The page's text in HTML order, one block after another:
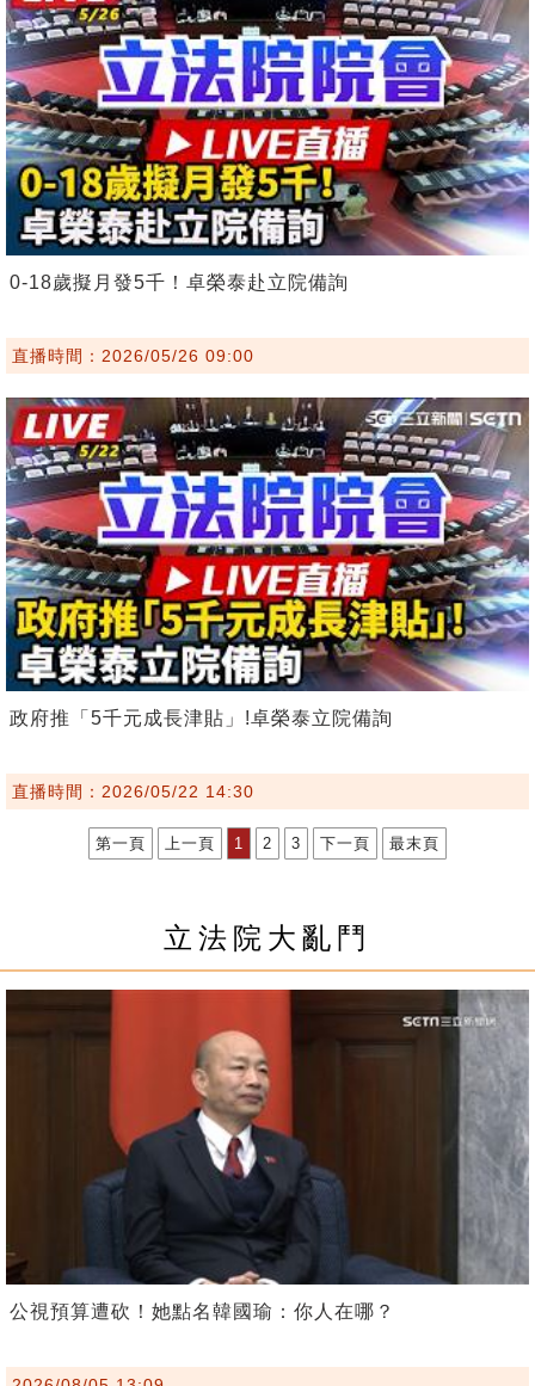
0-18歲擬月發5千！卓榮泰赴立院備詢
直播時間：2026/05/26 09:00
政府推「5千元成長津貼」!卓榮泰立院備詢
直播時間：2026/05/22 14:30
第一頁 上一頁 1 2 3 下一頁 最末頁
立法院大亂鬥
公視預算遭砍！她點名韓國瑜：你人在哪？